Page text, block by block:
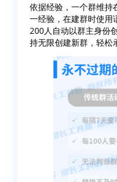
依据经验，一个群维持
一经验，在建群时使用
200人自动以群主身份
持无限创建新群，轻松